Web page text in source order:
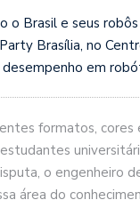
o Brasil e seus
Brasília, no
em
formatos,
o engenheiro
área do